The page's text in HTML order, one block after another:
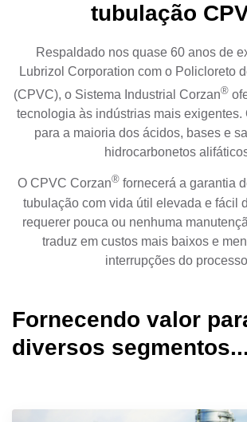
tubulação
Respaldado nos quase 60 anos de
Lubrizol Corporation com o Policloreto
(CPVC), o Sistema Industrial Corzan®
tecnologia às indústrias mais exigentes.
para a maioria dos ácidos, bases e
hidrocarbonetos
O CPVC Corzan® fornecerá a garantia
tubulação com vida útil elevada e fácil
requerer pouca ou nenhuma
traduz em custos mais baixos e
interrupções do
Fornecendo valor
diversos